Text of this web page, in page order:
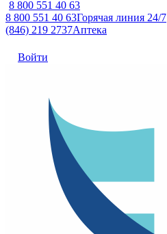
8 800 551 40 63
8 800 551 40 63Горячая линия 24/7
(846) 219 2737Аптека
Войти